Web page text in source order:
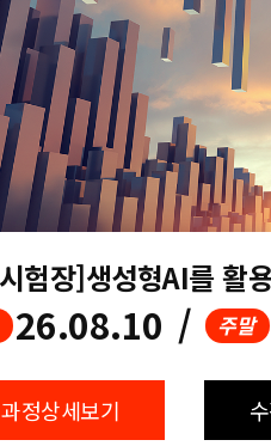
26.08.10 / 주말
과정상세보기